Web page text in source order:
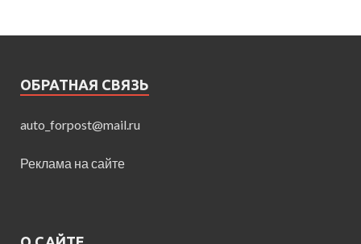
ОБРАТНАЯ СВЯЗЬ
auto_forpost@mail.ru
Реклама на сайте